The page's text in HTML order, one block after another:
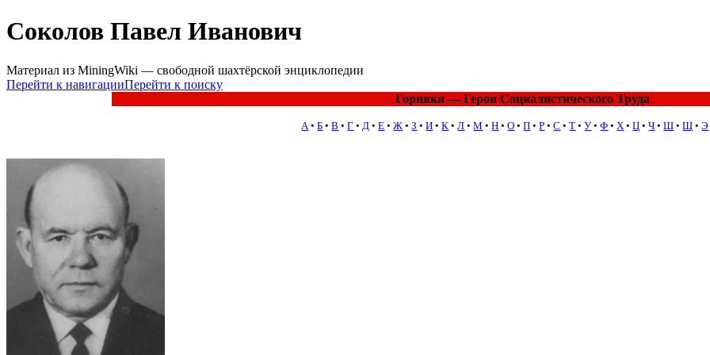
Соколов Павел Иванович
Материал из MiningWiki — свободной шахтёрской энциклопедии
Перейти к навигацииПерейти к поиску
Горняки — Герои Социалистического Труда
А•Б •В •Г •Д •Е •Ж •З •И •К •Л •М •Н •О •П •Р •С •Т •У •Ф •Х •Ц •Ч •Ш •Щ •Э